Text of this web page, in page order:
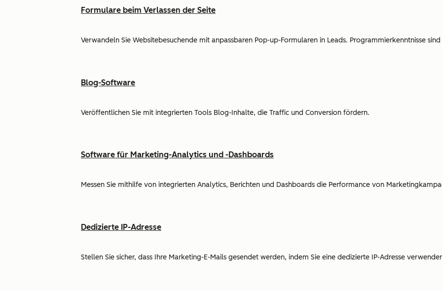
Formulare beim Verlassen der Seite
Verwandeln Sie Websitebesuchende mit anpassbaren Pop-up-Formularen in Leads. Programmierkenntnisse
Blog-Software
Veröffentlichen Sie mit integrierten Tools Blog-Inhalte, die Traffic und Conversion fördern.
Software für Marketing-Analytics und -Dashboards
Messen Sie mithilfe von integrierten Analytics, Berichten und Dashboards die Performance von
Dedizierte IP-Adresse
Stellen Sie sicher, dass Ihre Marketing-E-Mails gesendet werden, indem Sie eine dedizierte IP-Adresse